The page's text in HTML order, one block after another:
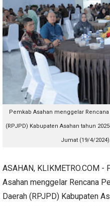
Pemkab Asahan menggelar
(RPJPD) Kabupaten Asahan tahun
Jumat (19/4/
ASAHAN, KLIKMETRO.COM
Asahan menggelar Rencana
Daerah (RPJPD) Kabupaten